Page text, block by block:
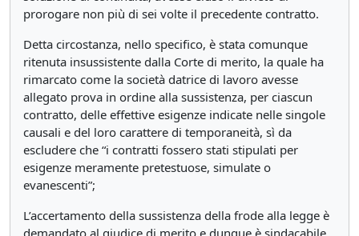
prorogare non più di sei volte il precedente contratto.
Detta circostanza, nello specifico, è stata comunque
ritenuta insussistente dalla Corte di merito, la quale ha
rimarcato come la società datrice di lavoro avesse
allegato prova in ordine alla sussistenza, per ciascun
contratto, delle effettive esigenze indicate nelle singole
causali e del loro carattere di temporaneità, sì da
escludere che “i contratti fossero stati stipulati per
esigenze meramente pretestuose, simulate o
evanescenti”;
L’accertamento della sussistenza della frode alla legge è
demandato al giudice di merito e dunque è sindacabile